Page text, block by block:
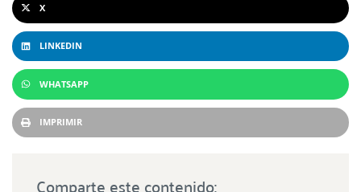
X
LINKEDIN
WHATSAPP
IMPRIMIR
Comparte este contenido: